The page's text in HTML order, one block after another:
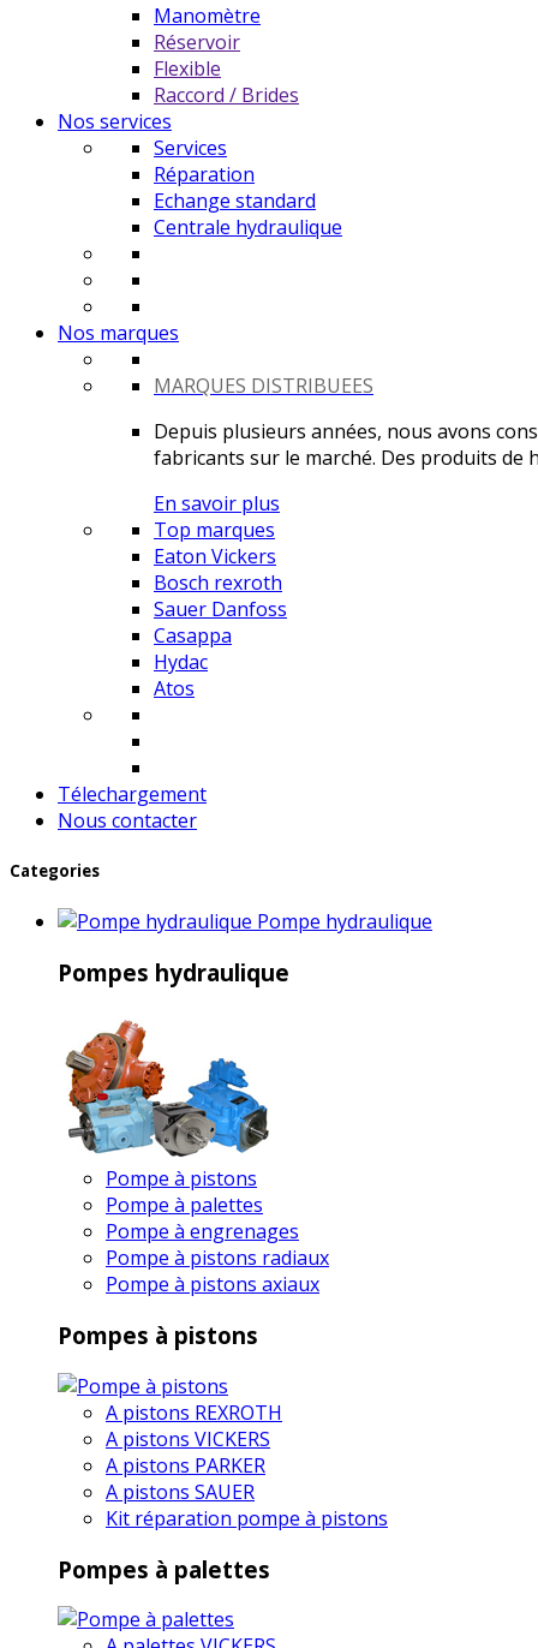
Manomètre
Réservoir
Flexible
Raccord / Brides
Nos services
Services
Réparation
Echange standard
Centrale hydraulique
Nos marques
MARQUES DISTRIBUEES
Depuis plusieurs années, nous avons
fabricants sur le marché. Des produits de
En savoir plus
Top marques
Eaton Vickers
Bosch rexroth
Sauer Danfoss
Casappa
Hydac
Atos
Télechargement
Nous contacter
Categories
Pompe hydraulique
Pompes hydraulique
Pompe à pistons
Pompe à palettes
Pompe à engrenages
Pompe à pistons radiaux
Pompe à pistons axiaux
Pompes à pistons
A pistons REXROTH
A pistons VICKERS
A pistons PARKER
A pistons SAUER
Kit réparation pompe à pistons
Pompes à palettes